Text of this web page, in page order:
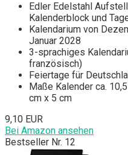
Edler Edelstahl
Kalenderblock und
Kalendarium von
Januar 2028
3-sprachiges
französisch)
Feiertage für
Maße Kalender ca.
cm x 5 cm
9,10 EUR
Bei Amazon ansehen
Bestseller Nr. 12